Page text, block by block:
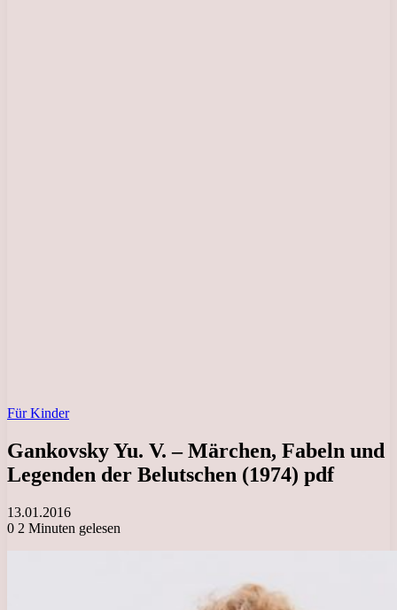
Für Kinder
Gankovsky Yu. V. – Märchen, Fabeln und
Legenden der Belutschen (1974) pdf
13.01.2016
0 2 Minuten gelesen